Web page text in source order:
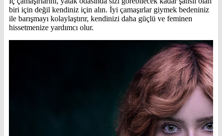
biri için değil kendiniz için alın. İyi çamaşırlar giymek bedeniniz
ile barışmayı kolaylaştırır, kendinizi daha güçlü ve feminen
hissetmenize yardımcı olur.